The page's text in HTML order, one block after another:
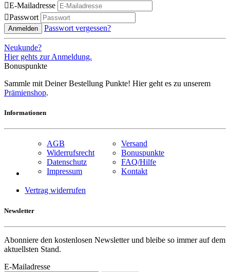
E-Mailadresse
Passwort
Anmelden Passwort vergessen?
Neukunde?
Hier gehts zur Anmeldung.
Bonuspunkte
Sammle mit Deiner Bestellung Punkte! Hier geht es zu unserem
Prämienshop.
Informationen
AGB
Widerrufsrecht
Datenschutz
Impressum
Versand
Bonuspunkte
FAQ/Hilfe
Kontakt
Vertrag widerrufen
Newsletter
Abonniere den kostenlosen Newsletter und bleibe so immer auf dem
aktuellsten Stand.
E-Mailadresse